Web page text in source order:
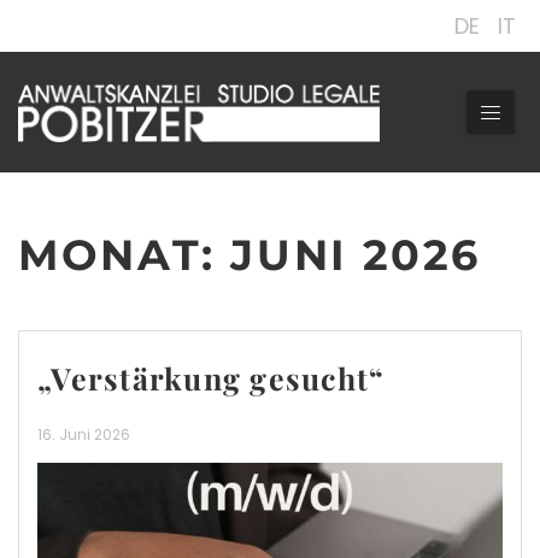
DE IT
MONAT:JUNI 2026
„Verstärkung gesucht“
16. Juni 2026